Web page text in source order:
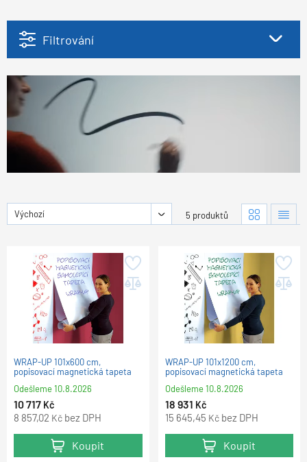
Filtrování
Výchozí 5 produktů
WRAP-UP 101x600 cm,
popisovací magnetická tapeta
Odešleme10.8.2026
10 717 Kč
8 857,02 Kč bez DPH
Koupit
WRAP-UP 101x1200 cm,
popisovací magnetická tapeta
Odešleme10.8.2026
18 931 Kč
15 645,45 Kč bez DPH
Koupit